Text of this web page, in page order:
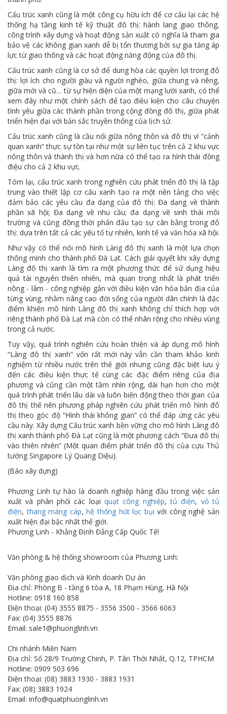
Cấu trúc xanh cũng là một công cụ hữu ích để cơ cấu lại các hệ
thống hạ tầng kinh tế kỹ thuật đô thị: hành lang giao thông,
công trình xây dựng và hoạt động sản xuất có nghĩa là tham gia
bảo vệ các không gian xanh dễ bị tổn thương bởi sự gia tăng áp
lực từ giao thông và các hoạt động năng động của đô thị.
Cấu trúc xanh cũng là cơ sở để dung hòa các quyền lợi trong đô
thị: lợi ích cho người giàu và người nghèo, giữa chung và riêng,
giữa mới và cũ… từ sự hiện diện của một mạng lưới xanh, có thể
xem đây như một chính sách để tạo điều kiện cho câu chuyện
tình yêu giữa các thành phần trong cộng đồng đô thị, giữa phát
triển hiện đại với bản sắc truyền thống của lịch sử.
Cấu trúc xanh cũng là cầu nối giữa nông thôn và đô thị vì “cảnh
quan xanh” thực sự tồn tại như một sự liên tục trên cả 2 khu vực
nông thôn và thành thị và hơn nữa có thể tạo ra hình thái đồng
điệu cho cả 2 khu vực.
Tóm lại, cấu trúc xanh trong nghiên cứu phát triển đô thị là tập
trung vào thiết lập cơ cấu xanh tạo ra một nền tảng cho việc
đảm bảo các yêu cầu đa dạng của đô thị: Đa dạng về thành
phần xã hội; Đa dạng về nhu cầu; đa dạng về sinh thái môi
trường và cũng đồng thời phấn đấu tạo sự cân bằng trong đô
thị: dựa trên tất cả các yếu tố tự nhiên, kinh tế và văn hóa xã hội.
Như vậy có thể nói mô hình Làng đô thị xanh là một lựa chọn
thông minh cho thành phố Đà Lạt. Cách giải quyết khi xây dựng
Làng đô thị xanh là tìm ra một phương thức để sử dụng hiệu
quả tài nguyên thiên nhiên, mà quan trọng nhất là phát triển
nông - lâm - công nghiệp gắn với điều kiện văn hóa bản địa của
từng vùng, nhằm nâng cao đời sống của người dân chính là đặc
điểm khiến mô hình Làng đô thị xanh không chỉ thích hợp với
riêng thành phố Đà Lạt mà còn có thể nhân rộng cho nhiều vùng
trong cả nước.
Tuy vậy, quá trình nghiên cứu hoàn thiện và áp dụng mô hình
“Làng đô thị xanh” vốn rất mới này vẫn cần tham khảo kinh
nghiệm từ nhiều nước trên thế giới nhưng cũng đặc biệt lưu ý
đến các điều kiện thực tế cùng các đặc điểm riêng của địa
phương và cũng cần một tầm nhìn rộng, dài hạn hơn cho một
quá trình phát triển lâu dài và luôn biến động theo thời gian của
đô thị thế nên phương pháp nghiên cứu phát triển mô hình đô
thị theo góc độ “Hình thái không gian” có thể đáp ứng các yêu
cầu này. Xây dựng Cấu trúc xanh bền vững cho mô hình Làng đô
thị xanh thành phố Đà Lạt cũng là một phương cách “Đưa đô thị
vào thiên nhiên” (Một quan điểm phát triển đô thị của cựu Thủ
tướng Singapore Lý Quang Diệu).
(Báo xây dựng)
Phương Linh tự hào là doanh nghiệp hàng đầu trong việc sản
xuất và phân phối các loại quạt công nghiệp,tủ điện, vỏ tủ
điện,thang máng cáp,hệ thống hút lọc bụivới công nghệ sản
xuất hiện đại bậc nhất thế giới.
Phương Linh - Khẳng Định Đẳng Cấp Quốc Tế!
Văn phòng & hệ thống showroom của Phương Linh:
Văn phòng giao dịch và Kinh doanh Dự án
Địa chỉ: Phòng B - tầng 6 tòa A, 18 Phạm Hùng, Hà Nội
Hotline: 0918 160 858
Điện thoại: (04) 3555 8875 - 3556 3500 - 3566 6063
Fax: (04) 3555 8876
Email: sale1@phuonglinh.vn
Chi nhánh Miền Nam
Địa chỉ: Số 28/9 Trường Chinh, P. Tân Thới Nhất, Q.12, TPHCM
Hotline: 0909 503 696
Điện thoại: (08) 3883 1930 - 3883 1931
Fax: (08) 3883 1924
Email: info@quatphuonglinh.vn